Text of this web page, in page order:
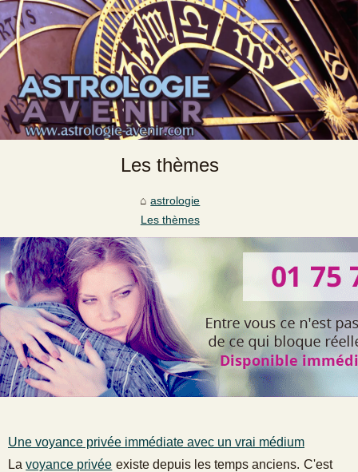
Les thèmes
astrologie
Les thèmes
Une voyance privée immédiate avec un vrai médium
Lavoyance privée existe depuis les temps anciens. C'est